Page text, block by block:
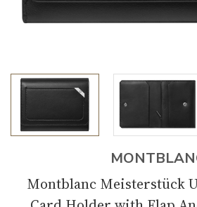
Montblanc Meisterstück